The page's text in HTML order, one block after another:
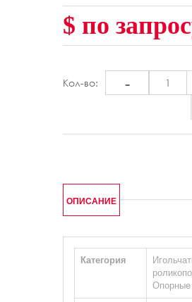
$ по
Кол-во: -
ОПИСАНИЕ
Категория
Опорные